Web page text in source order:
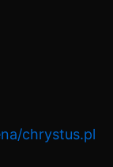
chrystus.pl